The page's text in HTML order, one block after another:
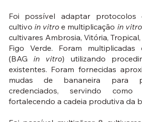
Foi possível adaptar protocolos
cultivo in vitroe multiplicação in vitro
cultivares Ambrosia, Vitória, Tropical,
Figo Verde. Foram multiplicadas
(BAG in vitro) utilizando
existentes. Foram fornecidas
mudas de bananeira para
credenciados, servindo como
fortalecendo a cadeia produtiva da